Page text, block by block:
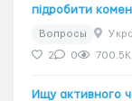
підробити
Вопросы
2 0 700.5K
Ищу активного